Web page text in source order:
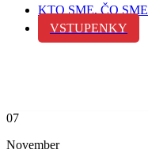
KTO SME, ČO SME
VSTUPENKY
07
November